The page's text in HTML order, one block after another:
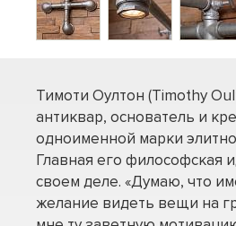
Тимоти Оултон (Timothy
антиквар, основатель и
одноименной марки
Главная его философская
своем деле. «Думаю, что
желание видеть вещи на